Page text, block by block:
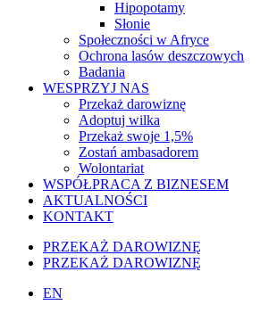
Hipopotamy
Słonie
Społeczności w Afryce
Ochrona lasów deszczowych
Badania
WESPRZYJ NAS
Przekaż darowiznę
Adoptuj wilka
Przekaż swoje 1,5%
Zostań ambasadorem
Wolontariat
WSPÓŁPRACA Z BIZNESEM
AKTUALNOŚCI
KONTAKT
PRZEKAŻ DAROWIZNĘ
PRZEKAŻ DAROWIZNĘ
EN